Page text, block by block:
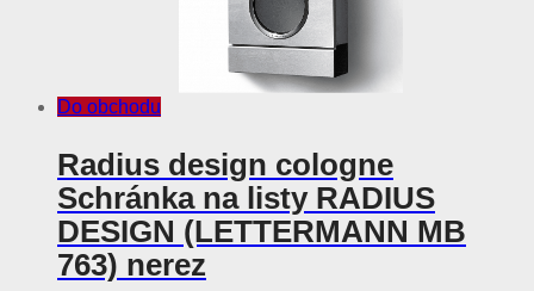
Do obchodu
Radius design cologne
Schránka na listy RADIUS
DESIGN (LETTERMANN MB
763) nerez